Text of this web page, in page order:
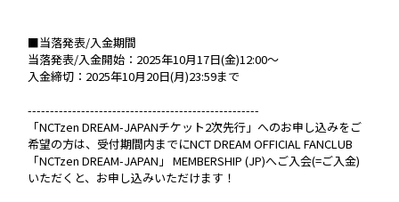
■当落発表/入金期間
当落発表/入金開始：2025年10月17日(金)12:00～
入金締切：2025年10月20日(月)23:59まで
----------------------------------------------------
「NCTzen DREAM-JAPANチケット2次先行」へのお申し込みをご
希望の方は、受付期間内までにNCT DREAM OFFICIAL FANCLUB
「NCTzen DREAM-JAPAN」 MEMBERSHIP (JP)へご入会(=ご入金)
いただくと、お申し込みいただけます！